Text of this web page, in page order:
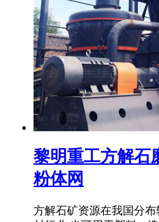
黎明重工方解石
粉体网
方解石矿资源在我国分